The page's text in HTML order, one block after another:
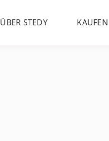
ÜBER STEDY KAUFEN